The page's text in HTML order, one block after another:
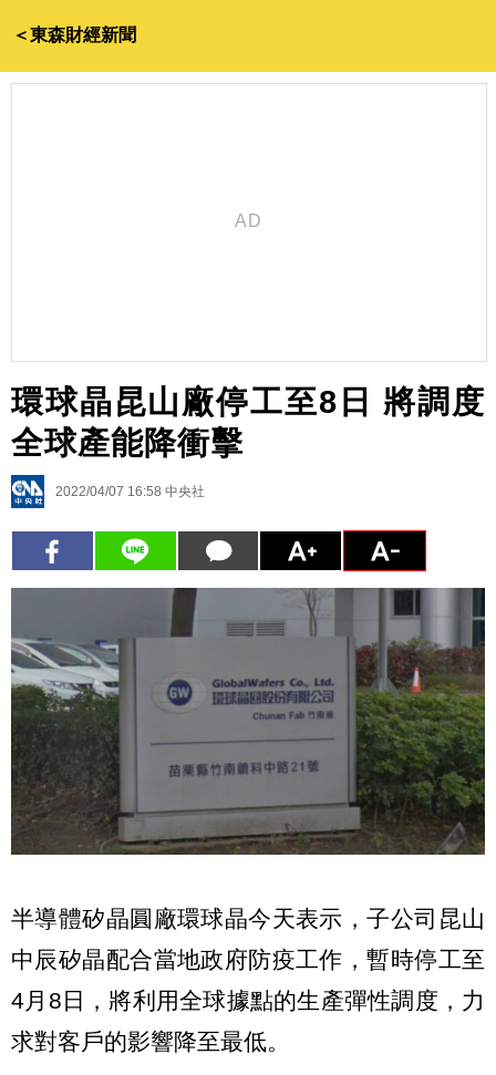
＜東森財經新聞
環球晶昆山廠停工至8日 將調度
全球產能降衝擊
2022/04/07 16:58 中央社
半導體矽晶圓廠環球晶今天表示，子公司昆山
中辰矽晶配合當地政府防疫工作，暫時停工至
4月8日，將利用全球據點的生產彈性調度，力
求對客戶的影響降至最低。